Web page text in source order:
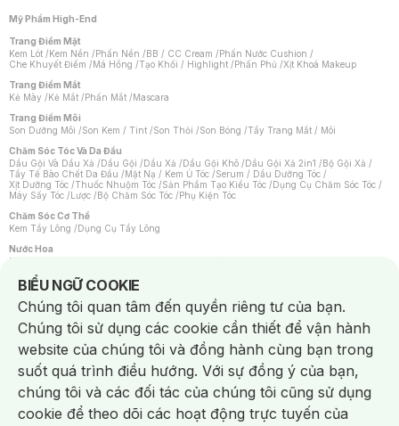
Mỹ Phẩm High-End
Trang Điểm Mặt
Kem Lót /Kem Nền /Phấn Nền /BB / CC Cream /Phấn Nước Cushion /
Che Khuyết Điểm /Má Hồng /Tạo Khối / Highlight /Phấn Phủ /Xịt Khoá Makeup
Trang Điểm Mắt
Kẻ Mày /Kẻ Mắt /Phấn Mắt /Mascara
Trang Điểm Môi
Son Dưỡng Môi /Son Kem / Tint /Son Thỏi /Son Bóng /Tẩy Trang Mắt / Môi
Chăm Sóc Tóc Và Da Đầu
Dầu Gội Và Dầu Xả /Dầu Gội /Dầu Xả /Dầu Gội Khô /Dầu Gội Xả 2in1 /Bộ Gội Xả /
Tẩy Tế Bào Chết Da Đầu /Mặt Nạ / Kem Ủ Tóc /Serum / Dầu Dưỡng Tóc /
Xịt Dưỡng Tóc /Thuốc Nhuộm Tóc /Sản Phẩm Tạo Kiểu Tóc /Dụng Cụ Chăm Sóc Tóc /
Máy Sấy Tóc /Lược /Bộ Chăm Sóc Tóc /Phụ Kiện Tóc
Chăm Sóc Cơ Thể
Kem Tẩy Lông /Dụng Cụ Tẩy Lông
Nước Hoa
Nước Hoa Nữ
Chăm Sóc Cá Nhân
Chống Muỗi /Khẩu Trang /Máy Massage/Mặt Nạ Xông Hơi /Nước Rửa Tay/
Sản Phẩm Chăm Sóc Khác /Bàn Chải Đánh Răng /Bàn Chải Điện/
Hỗ Trợ Trắng Răng/Kem Đánh Răng /Máy Tăm Nước/ Nước Súc Miệng/
Tăm / Chỉ Nha Khoa/ Xịt Thơm Miệng / Dung Dịch Vệ Sinh/Dưỡng Vùng Kín/
Khăn Ướt Vệ Sinh Vùng Kín/Băng Vệ Sinh/Tampon/Bọt Cạo Râu /Dao Cạo Râu/
Máy Cạo Râu
Vấn Đề Về Da
Da Dầu / Lỗ Chân Lông To/ Da Khô / Mất Nước/ Da Lão Hóa/ Da Mụn/
Da Nhạy Cảm / Kích Ứng
Da Xỉn Màu Thâm / Nám / Tàn Nhang
Quầng Thâm & Bọng Mắt /Sẹo /Viêm Da Cơ Địa
BIỂU NGỮ COOKIE
Notice about cookies usage
Chúng tôi quan tâm đến quyền riêng tư của bạn.
Chúng tôi sử dụng các cookie cần thiết để vận hành
website của chúng tôi và đồng hành cùng bạn trong
suốt quá trình điều hướng. Với sự đồng ý của bạn,
chúng tôi và các đối tác của chúng tôi cũng sử dụng
cookie để theo dõi các hoạt động trực tuyến của